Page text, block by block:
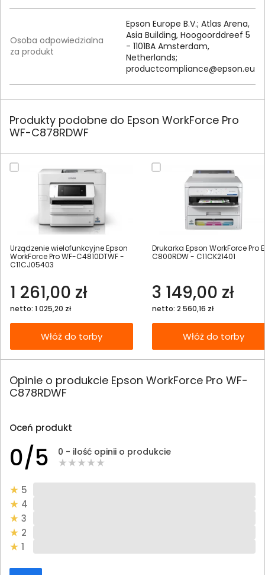
Osoba odpowiedzialna
za produkt
Epson Europe B.V.; Atlas Arena,
Asia Building, Hoogoorddreef 5
- 1101BA Amsterdam,
Netherlands;
productcompliance@epson.eu
Produkty podobne do Epson WorkForce Pro
WF-C878RDWF
Urządzenie wielofunkcyjne Epson
WorkForce Pro WF-C4810DTWF -
C11CJ05403
1 261,00 zł
netto: 1 025,20 zł
Włóż do torby
Drukarka Epson WorkForce Pro
C800RDW - C11CK21401
3 149,00 zł
netto: 2 560,16 zł
Włóż do torby
Opinie o produkcie Epson WorkForce Pro WF-
C878RDWF
Oceń produkt
0/5 0 - ilość opinii o produkcie
5
4
3
2
1